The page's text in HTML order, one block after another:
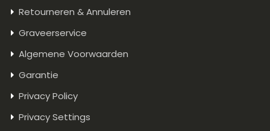
Retourneren & Annuleren
Graveerservice
Algemene Voorwaarden
Garantie
Privacy Policy
Privacy Settings